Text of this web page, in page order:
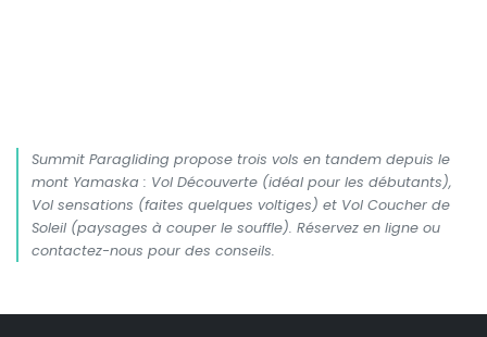
Summit Paragliding propose trois vols en tandem depuis le
mont Yamaska : Vol Découverte (idéal pour les débutants),
Vol sensations (faites quelques voltiges) et Vol Coucher de
Soleil (paysages à couper le souffle). Réservez en ligne ou
contactez-nous pour des conseils.